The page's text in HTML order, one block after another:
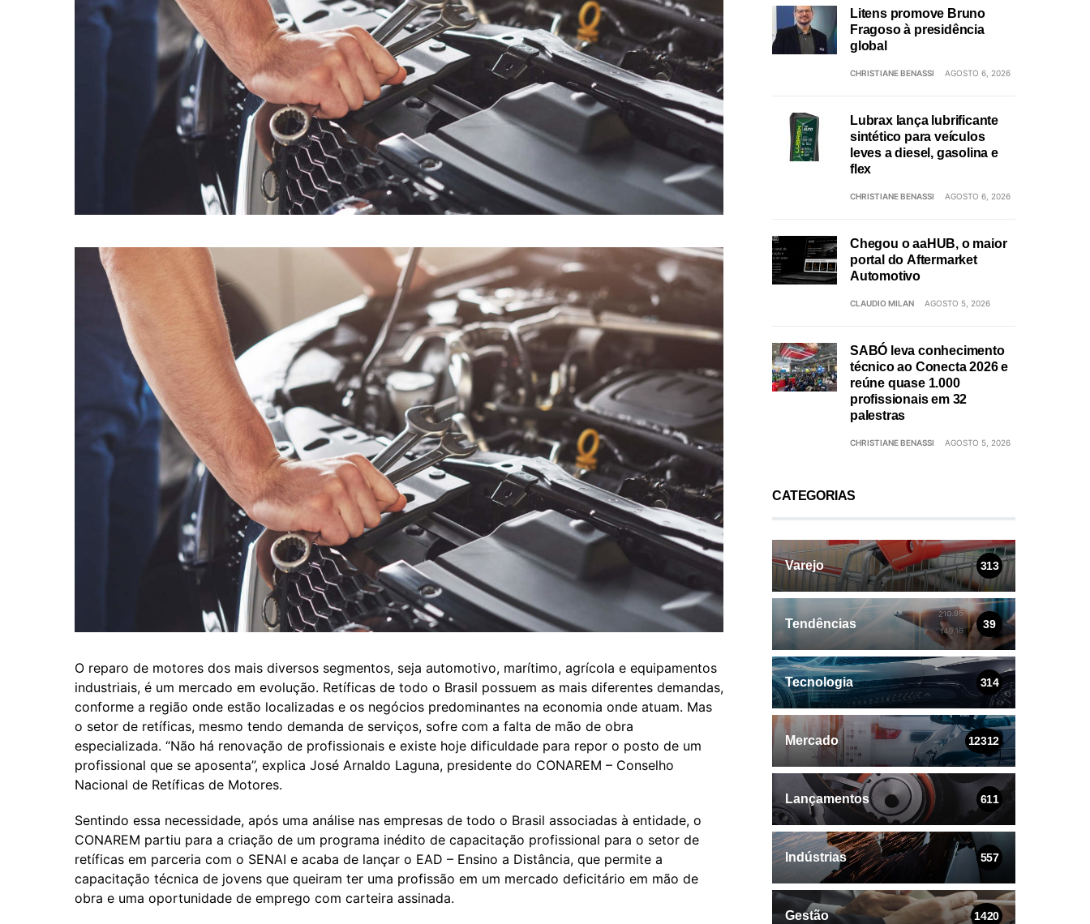
O reparo de motores dos mais diversos segmentos, seja automotivo, marítimo, agrícola e equipamentos
industriais, é um mercado em evolução. Retíficas de todo o Brasil possuem as mais diferentes demandas,
conforme a região onde estão localizadas e os negócios predominantes na economia onde atuam. Mas
o setor de retíficas, mesmo tendo demanda de serviços, sofre com a falta de mão de obra
especializada. “Não há renovação de profissionais e existe hoje dificuldade para repor o posto de um
profissional que se aposenta”, explica José Arnaldo Laguna, presidente do CONAREM – Conselho
Nacional de Retíficas de Motores.
Sentindo essa necessidade, após uma análise nas empresas de todo o Brasil associadas à entidade, o
CONAREM partiu para a criação de um programa inédito de capacitação profissional para o setor de
retíficas em parceria com o SENAI e acaba de lançar o EAD – Ensino a Distância, que permite a
capacitação técnica de jovens que queiram ter uma profissão em um mercado deficitário em mão de
obra e uma oportunidade de emprego com carteira assinada.
Litens promove Bruno
Fragoso à presidência
global
CHRISTIANE BENASSI AGOSTO 6, 2026
Lubrax lança lubrificante
sintético para veículos
leves a diesel, gasolina e
flex
CHRISTIANE BENASSI AGOSTO 6, 2026
Chegou o aaHUB, o maior
portal do Aftermarket
Automotivo
CLAUDIO MILAN AGOSTO 5, 2026
SABÓ leva conhecimento
técnico ao Conecta 2026 e
reúne quase 1.000
profissionais em 32
palestras
CHRISTIANE BENASSI AGOSTO 5, 2026
CATEGORIAS
Varejo 313
Tendências 39
Tecnologia 314
Mercado 12312
Lançamentos 611
Indústrias 557
Gestão 1420